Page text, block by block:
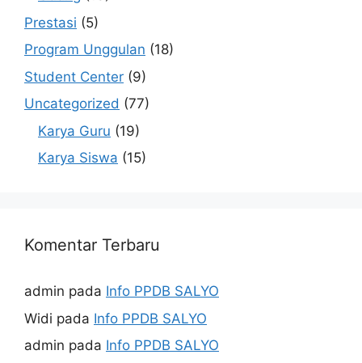
Prestasi (5)
Program Unggulan (18)
Student Center (9)
Uncategorized (77)
Karya Guru (19)
Karya Siswa (15)
Komentar Terbaru
admin pada Info PPDB SALYO
Widi pada Info PPDB SALYO
admin pada Info PPDB SALYO